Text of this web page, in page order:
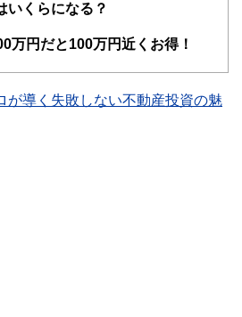
者目線のコンテンツを追求しています。
特徴は、ファイナンシャルプランナー、弁
プランナー、公認会計士、社会保険労務
資格者を執筆者・監修者として迎え、むず
いくらになる？
万円だと100万円近くお得！
が導く失敗しない不動産投資の魅